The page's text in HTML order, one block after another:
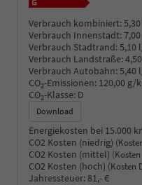
Verbrauch kombiniert:
Verbrauch Innenstadt:
Verbrauch Stadtrand:5,10
Verbrauch Landstraße:
Verbrauch Autobahn:5,40
CO2-Emissionen: 120,00 g/
CO2-Klasse: D
Download
Energiekosten bei 15.000
CO2 Kosten (niedrig)
CO2 Kosten (mittel)
CO2 Kosten (hoch) (Kosten
Jahressteuer:81,- €